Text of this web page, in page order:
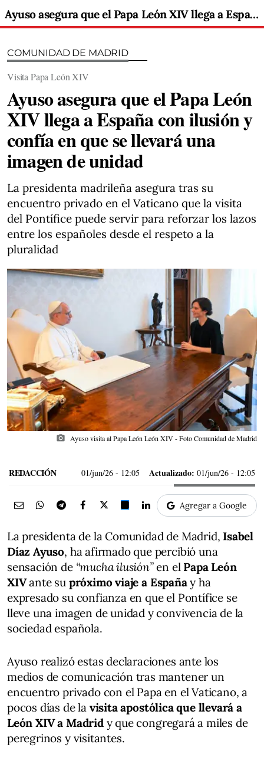
Ayuso asegura que el Papa León XIV llega a España con ilusión y confía en que se llevará una imagen de unidad
COMUNIDAD DE MADRID
Visita Papa León XIV
Ayuso asegura que el Papa León
XIV llega a España con ilusión y
confía en que se llevará una
imagen de unidad
La presidenta madrileña asegura tras su
encuentro privado en el Vaticano que la visita
del Pontífice puede servir para reforzar los lazos
entre los españoles desde el respeto a la
pluralidad
photo_camera Ayuso visita al Papa León León XIV - Foto Comunidad de Madrid
REDACCIÓN 01/jun/26 - 12:05 Actualizado: 01/jun/26 - 12:05
Agregar a Google
La presidenta de la Comunidad de Madrid, Isabel
Díaz Ayuso, ha afirmado que percibió una
sensación de “mucha ilusión”en el Papa León
XIVante su próximo viaje a Españay ha
expresado su confianza en que el Pontífice se
lleve una imagen de unidad y convivencia de la
sociedad española.
Ayuso realizó estas declaraciones ante los
medios de comunicación tras mantener un
encuentro privado con el Papa en el Vaticano, a
pocos días de la visita apostólica que llevará a
León XIV a Madridy que congregará a miles de
peregrinos y visitantes.